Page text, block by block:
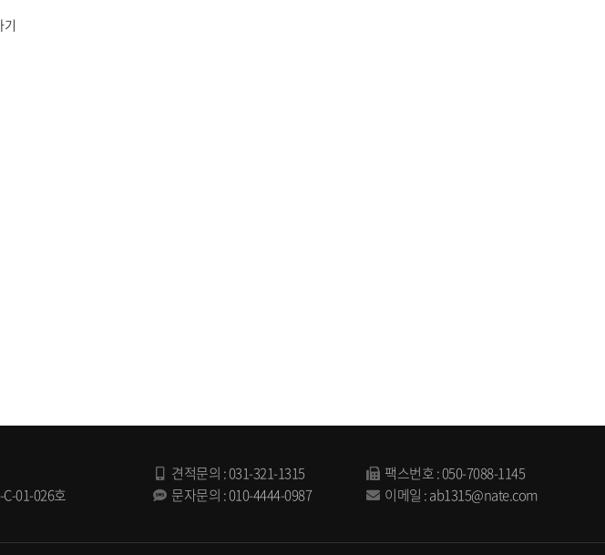
기
01-026호
견적문의 :031-321-1315
문자문의 :010-4444-0987
팩스번호 : 050-7088-1145
이메일 :ab1315@nate.com